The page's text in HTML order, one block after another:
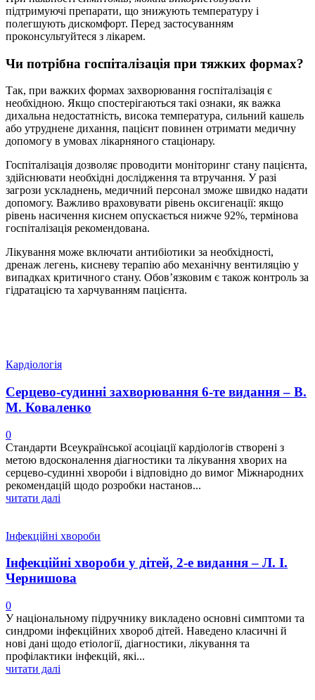
підтримуючі препарати, що знижують температуру і
полегшують дискомфорт. Перед застосуванням
проконсультуйтеся з лікарем.
Чи потрібна госпіталізація при тяжких формах?
Так, при важких формах захворювання госпіталізація є
необхідною. Якщо спостерігаються такі ознаки, як важка
дихальна недостатність, висока температура, сильний кашель
або утруднене дихання, пацієнт повинен отримати медичну
допомогу в умовах лікарняного стаціонару.
Госпіталізація дозволяє проводити моніторинг стану пацієнта,
здійснювати необхідні дослідження та втручання. У разі
загрози ускладнень, медичний персонал зможе швидко надати
допомогу. Важливо враховувати рівень оксигенації: якщо
рівень насичення киснем опускається нижче 92%, термінова
госпіталізація рекомендована.
Лікування може включати антибіотики за необхідності,
дренаж легень, кисневу терапію або механічну вентиляцію у
випадках критичного стану. Обов’язковим є також контроль за
гідратацією та харчуванням пацієнта.
Кардіологія
Серцево-судинні захворювання 6-те видання – В.
М. Коваленко
0
Стандарти Всеукраїнської асоціації кардіологів створені з
метою вдосконалення діагностики та лікування хворих на
серцево-судинні хвороби і відповідно до вимог Міжнародних
рекомендацій щодо розробки настанов...
читати далі
Інфекційні хвороби
Інфекційні хвороби у дітей, 2-е видання – Л. І.
Чернишова
0
У національному підручнику викладено основні симптоми та
синдроми інфекційних хвороб дітей. Наведено класичні й
нові дані щодо етіології, діагностики, лікування та
профілактики інфекцій, які...
читати далі